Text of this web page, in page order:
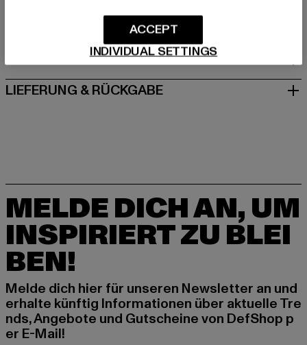
GRÖSSE & PASSFORM
PFLEGEHINWEISE
LIEFERUNG & RÜCKGABE
MELDE DICH AN, UM
INSPIRIERT ZU BLEI
BEN!
Melde dich hier für unseren Newsletter an und
erhalte künftig Informationen über aktuelle Tre
nds, Angebote und Gutscheine von DefShop p
er E-Mail!
INDIVIDUAL SETTINGS
ACCEPT